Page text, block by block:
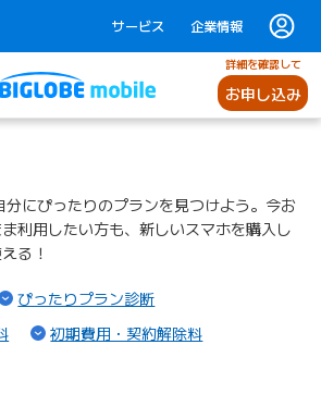
サービス 企業情報
詳細を確認して
お申し込み
分にぴったりのプランを見つけよう。今お
利用したい方も、新しいスマホを購入し
る！
ージ内リンク）
ぴったりプラン診断（ページ内リンク）
（ページ内リンク）
初期費用・契約解除料（ページ内リン